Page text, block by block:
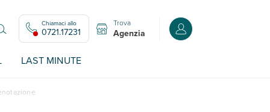
Chiamaci allo
0721.17231
Trova
Agenzia Accedi o registrati
LAST MINUTE